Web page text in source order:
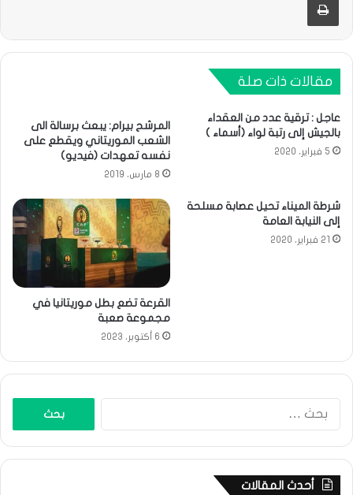
مقالات ذات صلة
عاجل : ترقية عدد من العقداء
بالجيش إلى رتبة لواء (أسماء )
5 فبراير، 2020
المرشح بيرام: يبعث برسالة الى
الشعب الموريتاني ويقطع على
نفسه تعهدات (فيديو)
8 مارس، 2019
شرطة الميناء تحيل عصابة مسلحة
إلى النيابة العامة
21 فبراير، 2020
القرعة تضع بطل موريتانيا في
مجموعة صعبة
6 أكتوبر، 2023
أحدث المقالات